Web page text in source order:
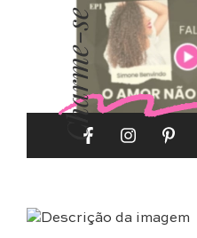
Charme-se